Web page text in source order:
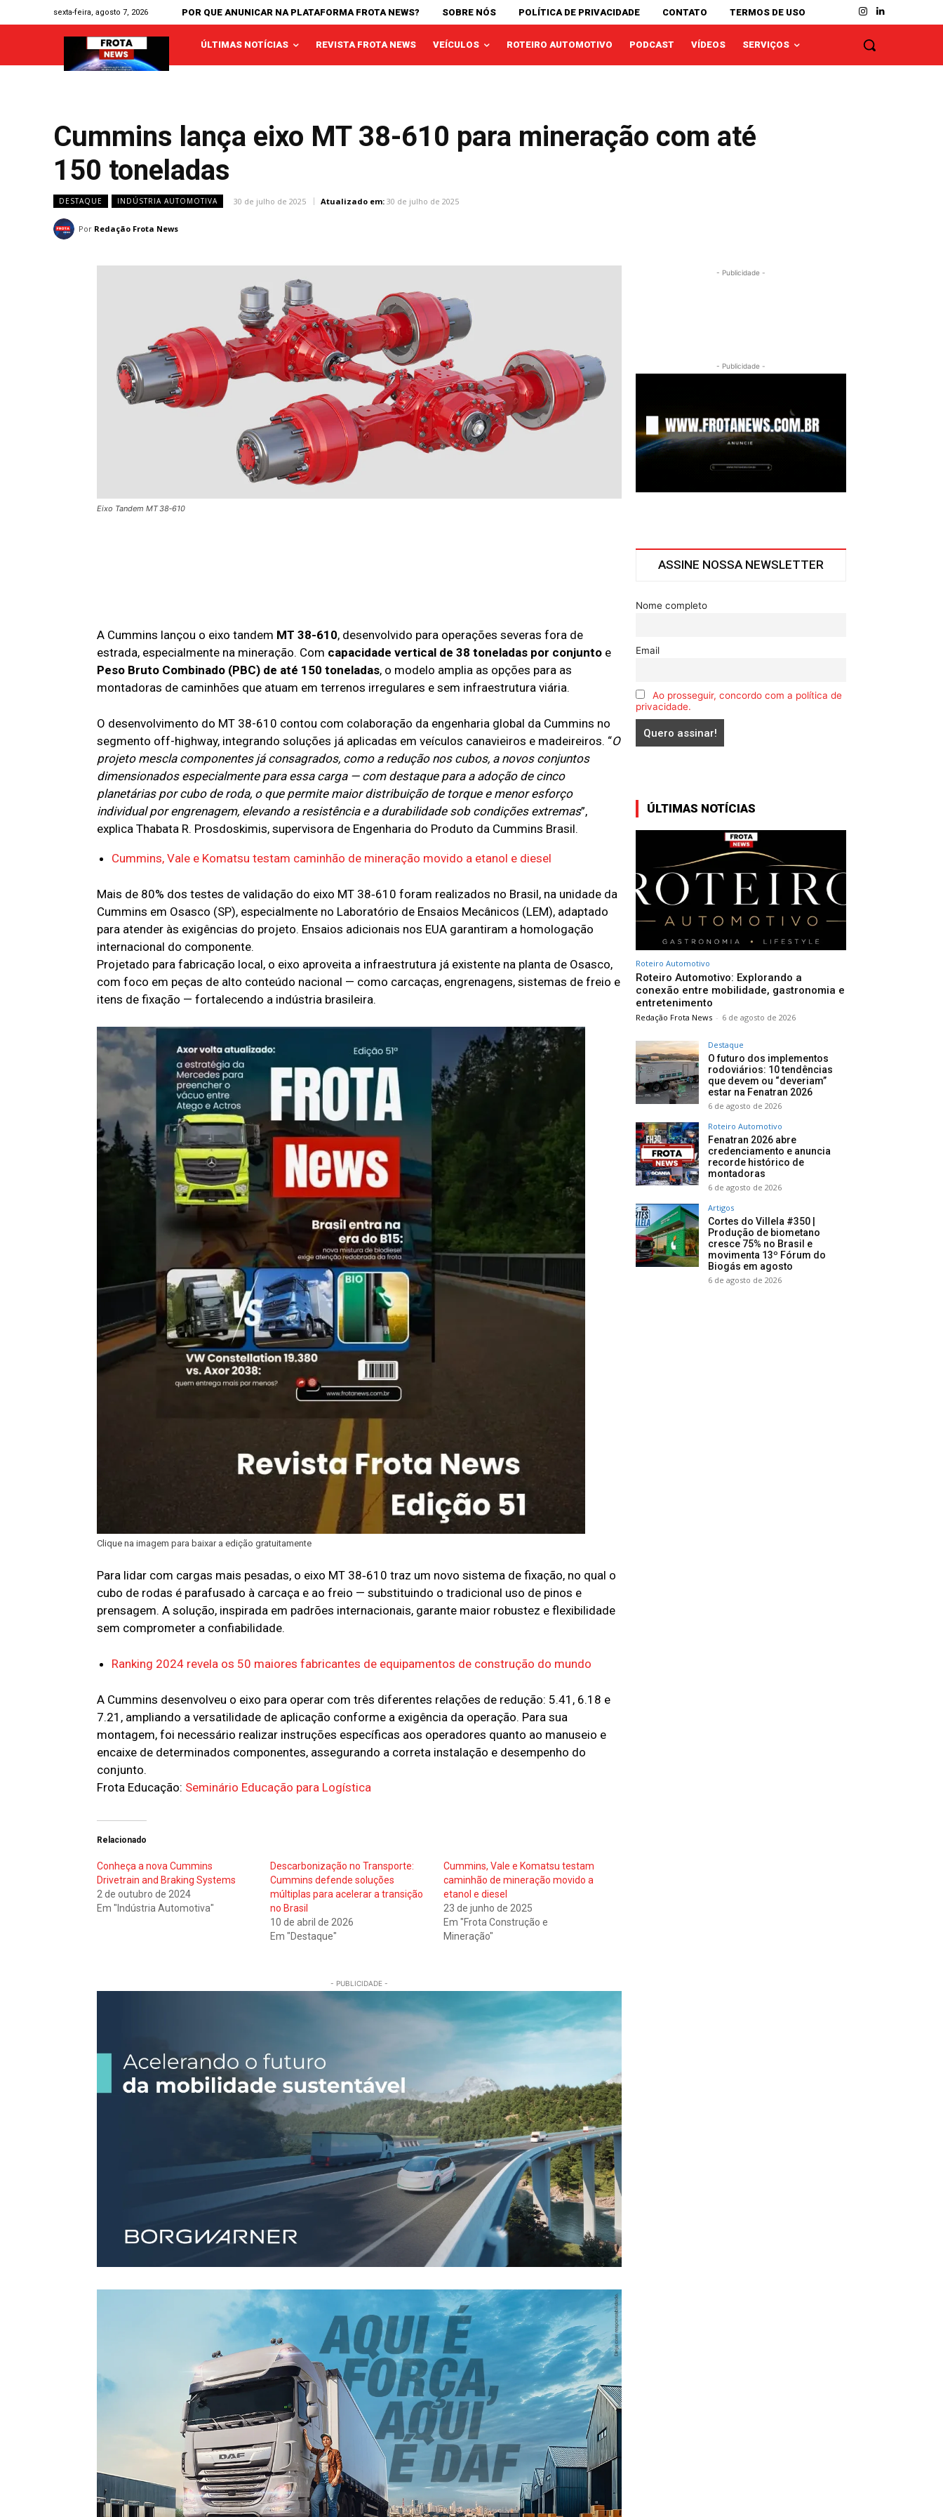
sexta-feira, agosto 7, 2026 POR QUE ANUNICAR NA PLATAFORMA FROTA NEWS? SOBRE NÓS POLÍTICA DE PRIVACIDADE CONTATO TERMOS DE USO
ÚLTIMAS NOTÍCIAS REVISTA FROTA NEWS VEÍCULOS ROTEIRO AUTOMOTIVO PODCAST VÍDEOS SERVIÇOS
Cummins lança eixo MT 38-610 para mineração com até
150 toneladas
DESTAQUE INDÚSTRIA AUTOMOTIVA 30 de julho de 2025 Atualizado em: 30 de julho de 2025
Por Redação Frota News
Eixo Tandem MT 38‑610
A Cummins lançou o eixo tandem MT 38-610, desenvolvido para operações severas fora de
estrada, especialmente na mineração. Com capacidade vertical de 38 toneladas por conjunto e
Peso Bruto Combinado (PBC) de até 150 toneladas, o modelo amplia as opções para as
montadoras de caminhões que atuam em terrenos irregulares e sem infraestrutura viária.
O desenvolvimento do MT 38-610 contou com colaboração da engenharia global da Cummins no
segmento off-highway, integrando soluções já aplicadas em veículos canavieiros e madeireiros. “O
projeto mescla componentes já consagrados, como a redução nos cubos, a novos conjuntos
dimensionados especialmente para essa carga — com destaque para a adoção de cinco
planetárias por cubo de roda, o que permite maior distribuição de torque e menor esforço
individual por engrenagem, elevando a resistência e a durabilidade sob condições extremas”,
explica Thabata R. Prosdoskimis, supervisora de Engenharia do Produto da Cummins Brasil.
Cummins, Vale e Komatsu testam caminhão de mineração movido a etanol e diesel
Mais de 80% dos testes de validação do eixo MT 38‑610 foram realizados no Brasil, na unidade da
Cummins em Osasco (SP), especialmente no Laboratório de Ensaios Mecânicos (LEM), adaptado
para atender às exigências do projeto. Ensaios adicionais nos EUA garantiram a homologação
internacional do componente.
Projetado para fabricação local, o eixo aproveita a infraestrutura já existente na planta de Osasco,
com foco em peças de alto conteúdo nacional — como carcaças, engrenagens, sistemas de freio e
itens de fixação — fortalecendo a indústria brasileira.
Clique na imagem para baixar a edição gratuitamente
Para lidar com cargas mais pesadas, o eixo MT 38‑610 traz um novo sistema de fixação, no qual o
cubo de rodas é parafusado à carcaça e ao freio — substituindo o tradicional uso de pinos e
prensagem. A solução, inspirada em padrões internacionais, garante maior robustez e flexibilidade
sem comprometer a confiabilidade.
Ranking 2024 revela os 50 maiores fabricantes de equipamentos de construção do mundo
A Cummins desenvolveu o eixo para operar com três diferentes relações de redução: 5.41, 6.18 e
7.21, ampliando a versatilidade de aplicação conforme a exigência da operação. Para sua
montagem, foi necessário realizar instruções específicas aos operadores quanto ao manuseio e
encaixe de determinados componentes, assegurando a correta instalação e desempenho do
conjunto.
Frota Educação: Seminário Educação para Logística
Relacionado
Conheça a nova Cummins
Drivetrain and Braking Systems
2 de outubro de 2024
Em "Indústria Automotiva"
Descarbonização no Transporte:
Cummins defende soluções
múltiplas para acelerar a transição
no Brasil
10 de abril de 2026
Em "Destaque"
Cummins, Vale e Komatsu testam
caminhão de mineração movido a
etanol e diesel
23 de junho de 2025
Em "Frota Construção e
Mineração"
- PUBLICIDADE -
- Publicidade -
- Publicidade -
ASSINE NOSSA NEWSLETTER
Nome completo
Email
Ao prosseguir, concordo com a política de
privacidade.
ÚLTIMAS NOTÍCIAS
Roteiro Automotivo
Roteiro Automotivo: Explorando a
conexão entre mobilidade, gastronomia e
entretenimento
Redação Frota News - 6 de agosto de 2026
Destaque
O futuro dos implementos
rodoviários: 10 tendências
que devem ou “deveriam”
estar na Fenatran 2026
6 de agosto de 2026
Roteiro Automotivo
Fenatran 2026 abre
credenciamento e anuncia
recorde histórico de
montadoras
6 de agosto de 2026
Artigos
Cortes do Villela #350 |
Produção de biometano
cresce 75% no Brasil e
movimenta 13º Fórum do
Biogás em agosto
6 de agosto de 2026